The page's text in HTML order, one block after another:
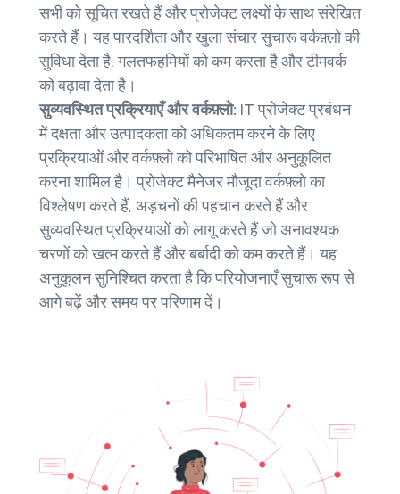
सभी को सूचित रखते हैं और प्रोजेक्ट लक्ष्यों के साथ संरेखित
करते हैं। यह पारदर्शिता और खुला संचार सुचारू वर्कफ़्लो की
सुविधा देता है, गलतफहमियों को कम करता है और टीमवर्क
को बढ़ावा देता है।
सुव्यवस्थित प्रक्रियाएँ और वर्कफ़्लो: IT प्रोजेक्ट प्रबंधन
में दक्षता और उत्पादकता को अधिकतम करने के लिए
प्रक्रियाओं और वर्कफ़्लो को परिभाषित और अनुकूलित
करना शामिल है। प्रोजेक्ट मैनेजर मौजूदा वर्कफ़्लो का
विश्लेषण करते हैं, अड़चनों की पहचान करते हैं और
सुव्यवस्थित प्रक्रियाओं को लागू करते हैं जो अनावश्यक
चरणों को खत्म करते हैं और बर्बादी को कम करते हैं। यह
अनुकूलन सुनिश्चित करता है कि परियोजनाएँ सुचारू रूप से
आगे बढ़ें और समय पर परिणाम दें।